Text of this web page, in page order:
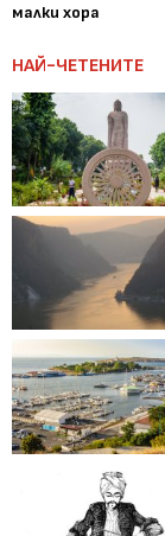
малки хора
НАЙ-ЧЕТЕНИТЕ